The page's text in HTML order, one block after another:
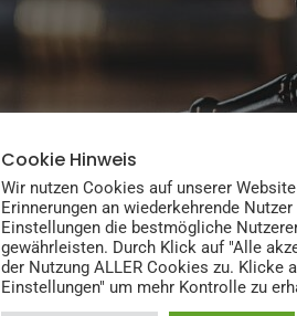
Cookie Hinweis
Wir nutzen Cookies auf unserer
Erinnerungen an wiederkehrende Nutzer
Einstellungen die bestmögliche
gewährleisten. Durch Klick auf "Alle
der Nutzung ALLER Cookies zu. Klicke
Einstellungen" um mehr Kontrolle zu